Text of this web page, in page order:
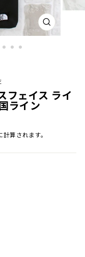
閉
じ
フェイス ライ
ライン
算されます。